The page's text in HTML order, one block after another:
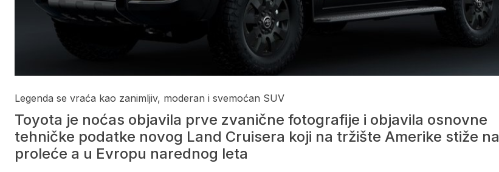
Legenda se vraća kao zanimljiv, moderan i svemoćan SUV
Toyota je noćas objavila prve zvanične fotografije i objavila osnovne
tehničke podatke novog Land Cruisera koji na tržište Amerike stiže na
proleće a u Evropu narednog leta